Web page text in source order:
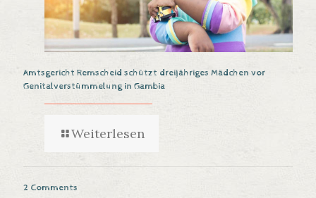
Amtsgericht Remscheid schützt dreijähriges Mädchen vor
Genitalverstümmelung in Gambia
Weiterlesen
2 Comments